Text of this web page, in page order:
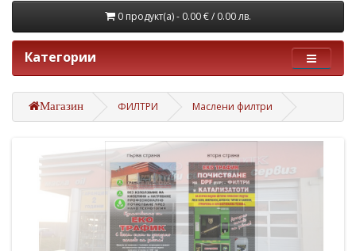
0 продукт(а) - 0.00 €/ 0.00 лв.
Категории
Магазин ФИЛТРИ Маслени филтри